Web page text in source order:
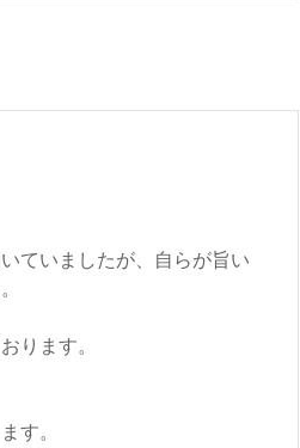
ていましたが、自らが旨い
ります。
す。